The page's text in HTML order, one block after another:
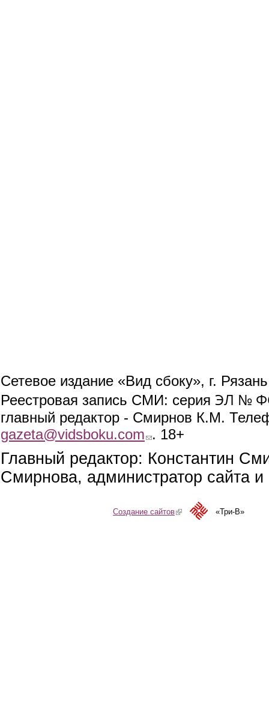
Сетевое издание «Вид сбоку», г.
Реестровая запись СМИ: серия ЭЛ №
главный редактор - Смирнов К.М.
gazeta@vidsboku.com (link sends e-mail)
. 18+
Главный редактор: Константин
Смирнова, администратор сайта
Создание сайтов(link is external)«Три-В»